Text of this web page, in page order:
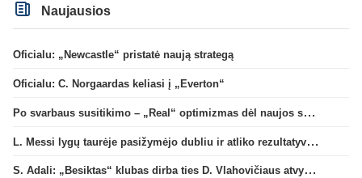
Naujausios
Oficialu: „Newcastle“ pristatė naują strategą
Oficialu: C. Norgaardas keliasi į „Everton“
Po svarbaus susitikimo – „Real“ optimizmas dėl naujos sutarties su Viniciumi
L. Messi lygų taurėje pasižymėjo dubliu ir atliko rezultatyvų perdavimą
S. Adali: „Besiktas“ klubas dirba ties D. Vlahovičiaus atvykimu“